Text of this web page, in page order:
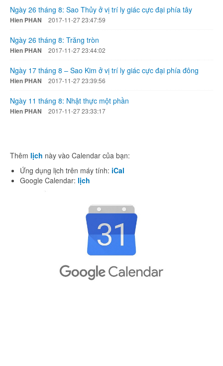
Ngày 26 tháng 8: Sao Thủy ở vị trí ly giác cực đại phía tây
Hien PHAN 2017-11-27 23:47:59
Ngày 26 tháng 8: Trăng tròn
Hien PHAN 2017-11-27 23:44:02
Ngày 17 tháng 8 – Sao Kim ở vị trí ly giác cực đại phía đông
Hien PHAN 2017-11-27 23:39:56
Ngày 11 tháng 8: Nhật thực một phần
Hien PHAN 2017-11-27 23:33:17
Thêm lịch này vào Calendar của bạn:
Ứng dụng lịch trên máy tính: iCal
Google Calendar: lịch